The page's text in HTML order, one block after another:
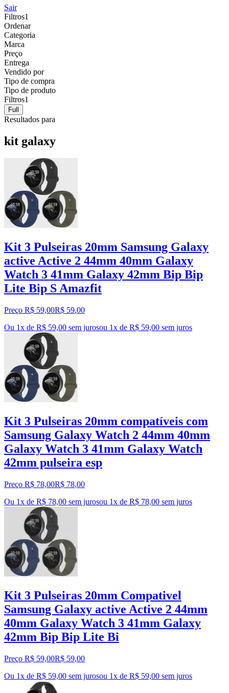
Sair
Filtros1
Ordenar
Categoria
Marca
Preço
Entrega
Vendido por
Tipo de compra
Tipo de produto
Filtros1
Full
Resultados para
kit galaxy
Kit 3 Pulseiras 20mm Samsung Galaxy
active Active 2 44mm 40mm Galaxy
Watch 3 41mm Galaxy 42mm Bip Bip
Lite Bip S Amazfit
Preço R$ 59,00R$ 59,00
Ou 1x de R$ 59,00 sem jurosou 1x de R$ 59,00 sem juros
Kit 3 Pulseiras 20mm compatíveis com
Samsung Galaxy Watch 2 44mm 40mm
Galaxy Watch 3 41mm Galaxy Watch
42mm pulseira esp
Preço R$ 78,00R$ 78,00
Ou 1x de R$ 78,00 sem jurosou 1x de R$ 78,00 sem juros
Kit 3 Pulseiras 20mm Compativel
Samsung Galaxy active Active 2 44mm
40mm Galaxy Watch 3 41mm Galaxy
42mm Bip Bip Lite Bi
Preço R$ 59,00R$ 59,00
Ou 1x de R$ 59,00 sem jurosou 1x de R$ 59,00 sem juros